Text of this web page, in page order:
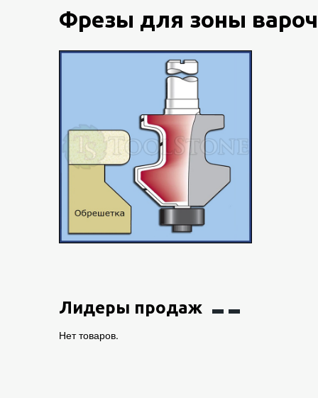
Фрезы для зоны
Лидеры продаж
Нет товаров.